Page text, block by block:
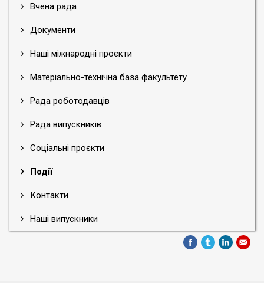
Вчена рада
Документи
Наші міжнародні проєкти
Матеріально-технічна база факультету
Рада роботодавців
Рада випускників
Соціальні проєкти
Події
Контакти
Наші випускники